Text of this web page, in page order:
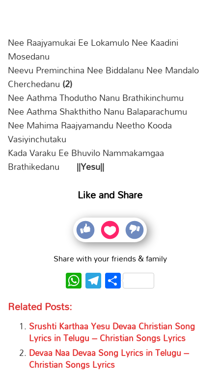
Nee Raajyamukai Ee Lokamulo Nee Kaadini
Mosedanu
Neevu Preminchina Nee Biddalanu Nee Mandalo
Cherchedanu(2)
Nee Aathma Thodutho Nanu Brathikinchumu
Nee Aathma Shakthitho Nanu Balaparachumu
Nee Mahima Raajyamandu Neetho Kooda
Vasiyinchutaku
Kada Varaku Ee Bhuvilo Nammakamgaa
Brathikedanu ||Yesu||
Like and Share
Share with your friends & family
WhatsApp
Telegram
Share
Related Posts:
Srushti Karthaa Yesu Devaa Christian Song
Lyrics in Telugu – Christian Songs Lyrics
Devaa Naa Devaa Song Lyrics in Telugu –
Christian Songs Lyrics